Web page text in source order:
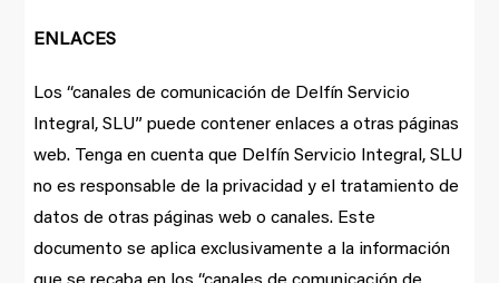
ENLACES
Los “canales de comunicación de Delfín Servicio
Integral, SLU” puede contener enlaces a otras páginas
web. Tenga en cuenta que Delfín Servicio Integral, SLU
no es responsable de la privacidad y el tratamiento de
datos de otras páginas web o canales. Este
documento se aplica exclusivamente a la información